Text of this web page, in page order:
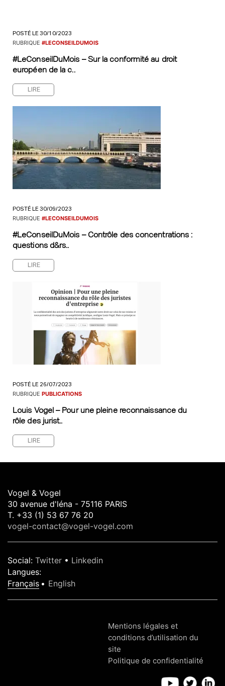
POSTÉ LE 30/10/2023
RUBRIQUE #LECONSEILDUMOIS
#LeConseilDuMois – Sur la conformité au droit
européen de la c..
LIRE
POSTÉ LE 30/09/2023
RUBRIQUE #LECONSEILDUMOIS
#LeConseilDuMois – Contrôle des concentrations :
questions d&rs..
LIRE
POSTÉ LE 26/07/2023
RUBRIQUE PUBLICATIONS
Louis Vogel – Pour une pleine reconnaissance du
rôle des jurist..
LIRE
Vogel & Vogel
30 avenue d'léna - 75116 PARIS
T. +33 (1) 53 67 76 20
vogel-contact@vogel-vogel.com
Social: Twitter • Linkedin
Langues:
Français
English
Mentions légales et
conditions d’utilisation du
site
Politique de confidentialité